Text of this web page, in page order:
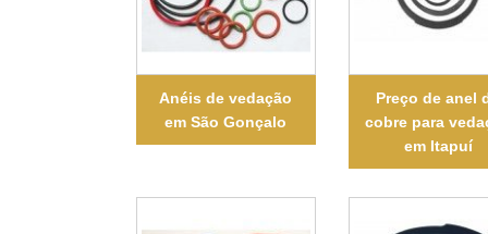
Anéis de vedação
em São Gonçalo
Preço de anel
cobre para
em Itapuí